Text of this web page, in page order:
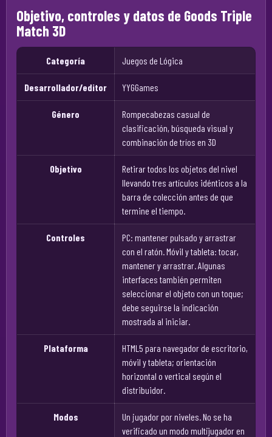
Objetivo, controles y datos de Goods Triple
Match 3D
Categoría Juegos de Lógica
Desarrollador/editor YYGGames
Género
Rompecabezas casual de
clasificación, búsqueda visual y
combinación de tríos en 3D
Objetivo
Retirar todos los objetos del nivel
llevando tres artículos idénticos a la
barra de colección antes de que
termine el tiempo.
Controles
PC: mantener pulsado y arrastrar
con el ratón. Móvil y tableta: tocar,
mantener y arrastrar. Algunas
interfaces también permiten
seleccionar el objeto con un toque;
debe seguirse la indicación
mostrada al iniciar.
Plataforma
HTML5 para navegador de escritorio,
móvil y tableta; orientación
horizontal o vertical según el
distribuidor.
Modos
Un jugador por niveles. No se ha
verificado un modo multijugador en